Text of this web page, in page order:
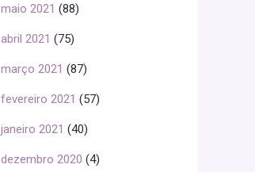
maio 2021 (88)
abril 2021 (75)
março 2021 (87)
fevereiro 2021 (57)
janeiro 2021 (40)
dezembro 2020 (4)